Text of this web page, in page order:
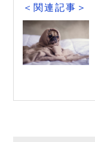
＜関連記事＞